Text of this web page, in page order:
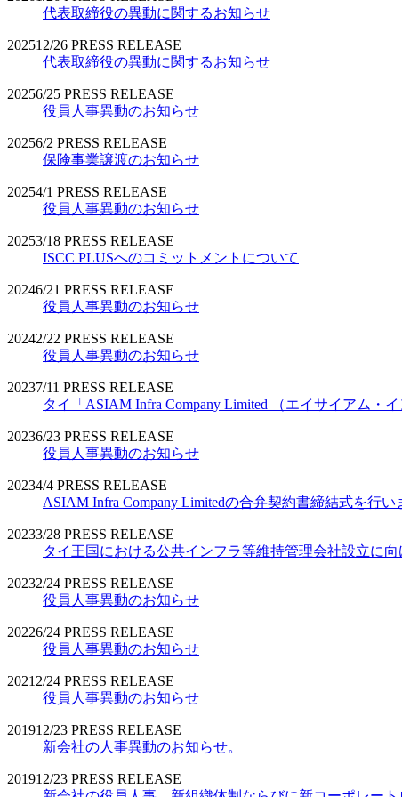
代表取締役の異動に関するお知らせ
202512/26 PRESS RELEASE
代表取締役の異動に関するお知らせ
20256/25 PRESS RELEASE
役員人事異動のお知らせ
20256/2 PRESS RELEASE
保険事業譲渡のお知らせ
20254/1 PRESS RELEASE
役員人事異動のお知らせ
20253/18 PRESS RELEASE
ISCC PLUSへのコミットメントについて
20246/21 PRESS RELEASE
役員人事異動のお知らせ
20242/22 PRESS RELEASE
役員人事異動のお知らせ
20237/11 PRESS RELEASE
タイ「ASIAM Infra Company Limited （エイサイアム・
20236/23 PRESS RELEASE
役員人事異動のお知らせ
20234/4 PRESS RELEASE
ASIAM Infra Company Limitedの合弁契約書締結式を行い
20233/28 PRESS RELEASE
タイ王国における公共インフラ等維持管理会社設立に
20232/24 PRESS RELEASE
役員人事異動のお知らせ
20226/24 PRESS RELEASE
役員人事異動のお知らせ
2021 2/24 PRESS RELEASE
役員人事異動のお知らせ
201912/23 PRESS RELEASE
新会社の人事異動のお知らせ。
201912/23 PRESS RELEASE